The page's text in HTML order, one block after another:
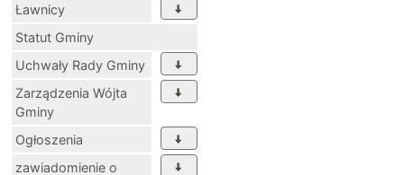
Ławnicy
Statut Gminy
Uchwały Rady Gminy
Zarządzenia Wójta
Gminy
Ogłoszenia
zawiadomienie o